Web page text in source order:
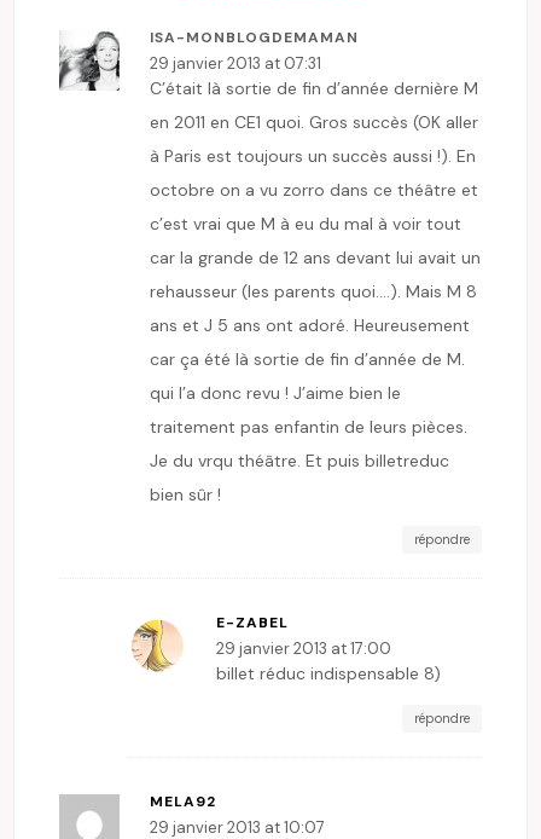
ISA-MONBLOGDEMAMAN
29 janvier 2013 at 07:31
C’était là sortie de fin d’année dernière M
en 2011 en CE1 quoi. Gros succès (OK aller
à Paris est toujours un succès aussi !). En
octobre on a vu zorro dans ce théâtre et
c’est vrai que M à eu du mal à voir tout
car la grande de 12 ans devant lui avait un
rehausseur (les parents quoi….). Mais M 8
ans et J 5 ans ont adoré. Heureusement
car ça été là sortie de fin d’année de M.
qui l’a donc revu ! J’aime bien le
traitement pas enfantin de leurs pièces.
Je du vrqu théâtre. Et puis billetreduc
bien sûr !
répondre
E-ZABEL
29 janvier 2013 at 17:00
billet réduc indispensable 8)
répondre
MELA92
29 janvier 2013 at 10:07